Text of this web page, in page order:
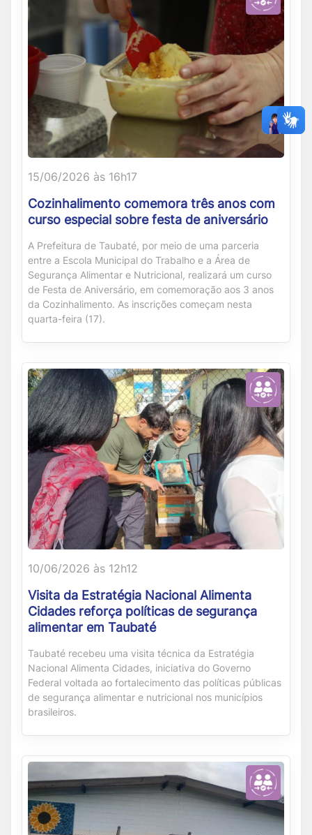
15/06/2026 às 16h17
Cozinhalimento comemora três anos com
curso especial sobre festa de aniversário
A Prefeitura de Taubaté, por meio de uma parceria
entre a Escola Municipal do Trabalho e a Área de
Segurança Alimentar e Nutricional, realizará um curso
de Festa de Aniversário, em comemoração aos 3 anos
da Cozinhalimento. As inscrições começam nesta
quarta-feira (17).
10/06/2026 às 12h12
Visita da Estratégia Nacional Alimenta
Cidades reforça políticas de segurança
alimentar em Taubaté
Taubaté recebeu uma visita técnica da Estratégia
Nacional Alimenta Cidades, iniciativa do Governo
Federal voltada ao fortalecimento das políticas públicas
de segurança alimentar e nutricional nos municípios
brasileiros.